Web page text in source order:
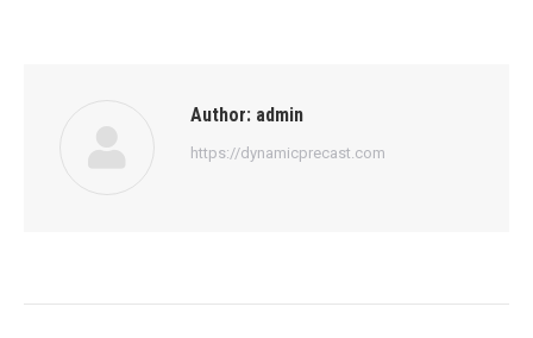
Author: admin
https://dynamicprecast.com